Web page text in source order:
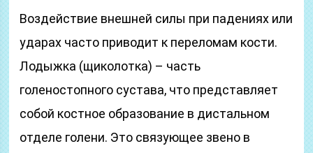
Воздействие внешней силы при падениях или
ударах часто приводит к переломам кости.
Лодыжка (щиколотка) – часть
голеностопного сустава, что представляет
собой костное образование в дистальном
отделе голени. Это связующее звено в